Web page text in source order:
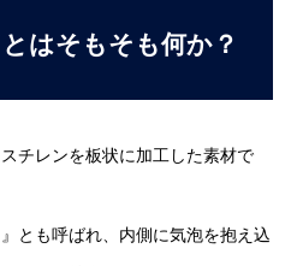
はそもそも何か？
チレンを板状に加工した素材で
とも呼ばれ、内側に気泡を抱え込